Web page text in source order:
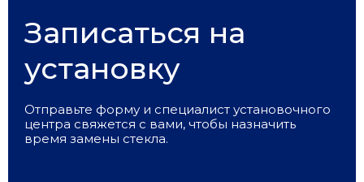
Записаться на
установку
Отправьте форму и специалист установочного
центра свяжется с вами, чтобы назначить
время замены стекла.